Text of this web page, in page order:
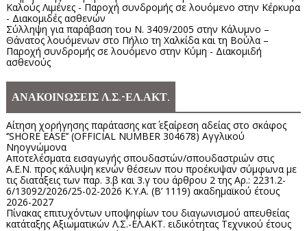
Καλούς Λιμένες - Παροχή συνδρομής σε λουόμενο στην Κέρκυρα
- Διακομιδές ασθενών
Σύλληψη για παράβαση του Ν. 3409/2005 στην Κάλυμνο –
Θάνατος λουόμενων στο Πήλιο τη Χαλκίδα και τη Βούλα –
Παροχή συνδρομής σε λουόμενο στην Κύμη - Διακομιδή
ασθενούς
ΑΝΑΚΟΙΝΩΣΕΙΣ Λ.Σ.-ΕΛ.ΑΚΤ.
Αίτηση χορήγησης παράτασης κατ΄ εξαίρεση αδείας στο σκάφος
‘’SHORE EASE’’ (OFFICIAL NUMBER 304678) Αγγλικού
Νηογνώμονα
Αποτελέσματα εισαγωγής σπουδαστών/σπουδαστριών στις
Α.Ε.Ν. προς κάλυψη κενών θέσεων που προέκυψαν σύμφωνα με
τις διατάξεις των παρ. 3.β και 3.γ του άρθρου 2 της Αρ.: 2231.2-
6/13092/2026/25-02-2026 Κ.Υ.Α. (Β’ 1119) ακαδημαϊκού έτους
2026-2027
Πίνακας επιτυχόντων υποψηφίων του διαγωνισμού απευθείας
κατάταξης Αξιωματικών Λ.Σ.-ΕΛ.ΑΚΤ. ειδικότητας Τεχνικού έτους